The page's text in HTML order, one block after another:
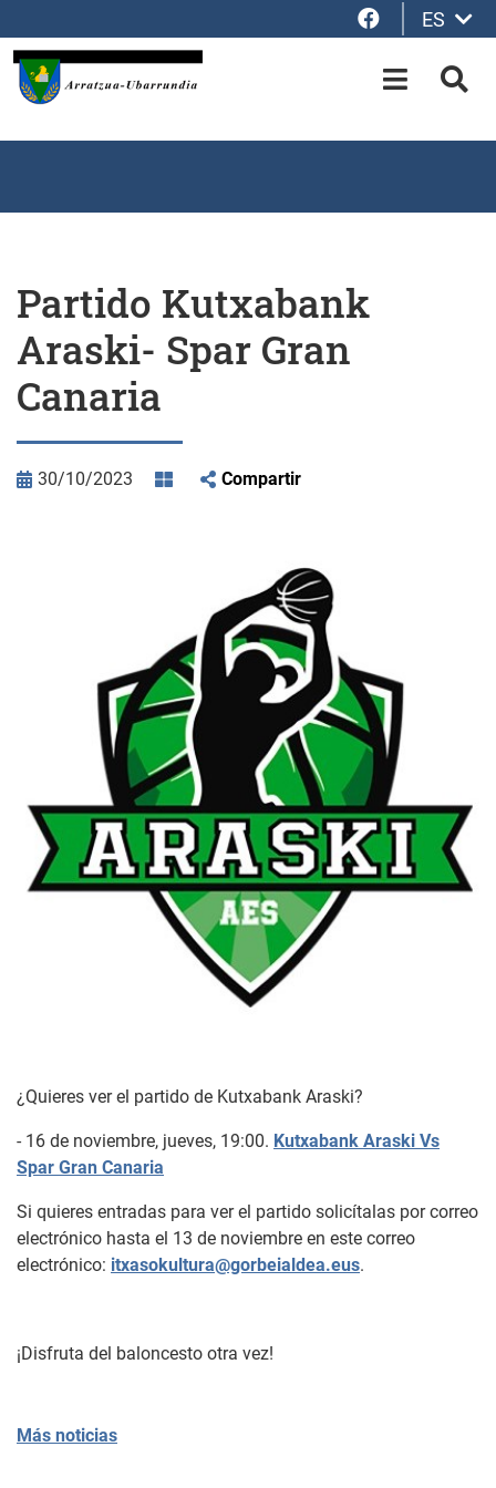
Facebook
ES
OPEN-
Partido Kutxabank
Araski- Spar Gran
Canaria
30/10/2023 Compartir
¿Quieres ver el partido de Kutxabank Araski?
- 16 de noviembre, jueves, 19:00. Kutxabank Araski Vs
Spar Gran Canaria
Si quieres entradas para ver el partido solicítalas por correo
electrónico hasta el 13 de noviembre en este correo
electrónico: itxasokultura@gorbeialdea.eus.
¡Disfruta del baloncesto otra vez!
Más noticias